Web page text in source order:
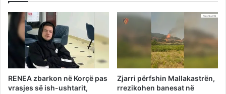
RENEA zbarkon në Korçë pas
vrasjes së ish-ushtarit,
Zjarri përfshin Mallakastrën,
rrezikohen banesat në